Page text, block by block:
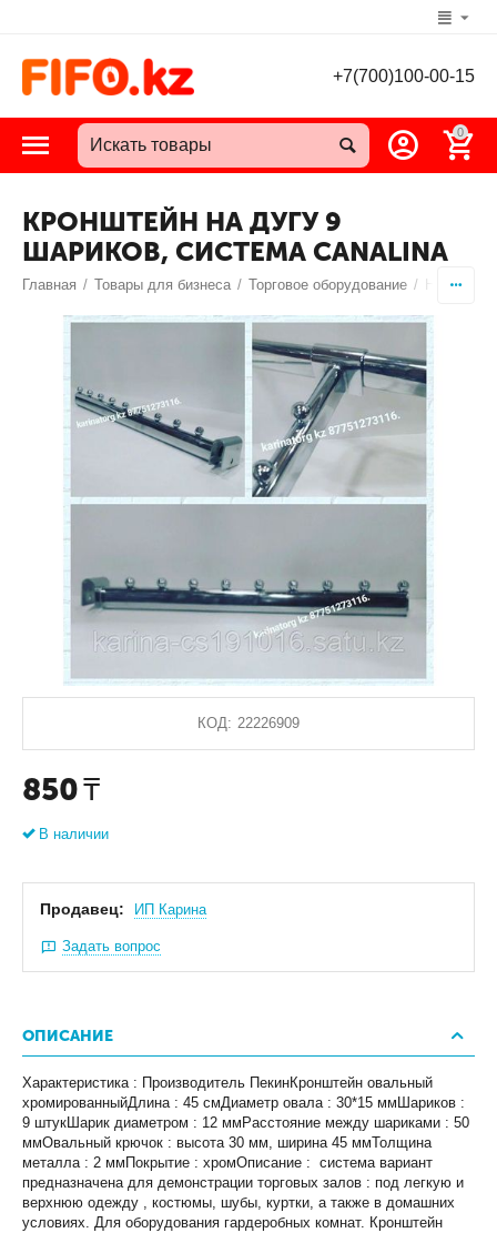
+7(700)100-00-15
0
КРОНШТЕЙН НА ДУГУ 9
ШАРИКОВ, СИСТЕМА CANALINA
Главная / Товары для бизнеса / Торговое оборудование /
КОД: 22226909
850 ₸
В наличии
Продавец: ИП Карина
Задать вопрос
ОПИСАНИЕ
Характеристика : Производитель ПекинКронштейн овальный
хромированныйДлина : 45 смДиаметр овала : 30*15 ммШариков :
9 штукШарик диаметром : 12 ммРасстояние между шариками : 50
ммОвальный крючок : высота 30 мм, ширина 45 ммТолщина
металла : 2 ммПокрытие : хромОписание : система вариант
предназначена для демонстрации торговых залов : под легкую и
верхнюю одежду , костюмы, шубы, куртки, а также в домашних
условиях. Для оборудования гардеробных комнат. Кронштейн